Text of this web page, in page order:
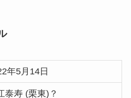
年5月14日
泰寿 (栗東)？